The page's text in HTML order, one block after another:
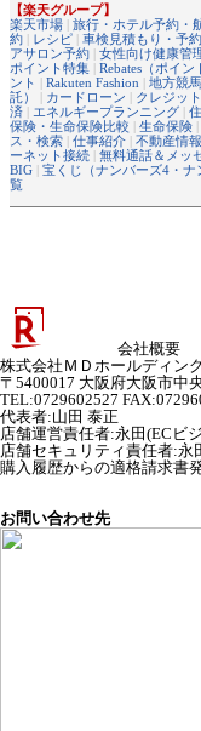
【楽天グループ】
楽天市場 | 旅行・ホテル予約・
約 | レシピ | 車検見積もり・予約
アサロン予約 | 女性向け健康管
ポイント特集 | Rebates（ポイン
ント | Rakuten Fashion | 地方競馬
託）
| カードローン | クレジッ
済 | エネルギープランニング |
保険・生命保険比較 | 生命保険 |
ス・検索 | 仕事紹介 | 不動産情報
ーネット接続 | 無料通話＆メッ
BIG | 宝くじ（ナンバーズ4・ナ
覧
会社概要
株式会社ＭＤホールディン
〒5400017 大阪府大阪市中
TEL:0729602527
代表者:山田 泰正
店舗運営責任者:永田(ECビ
店舗セキュリティ責任者:永
購入履歴からの適格請求書
お問い合わせ先